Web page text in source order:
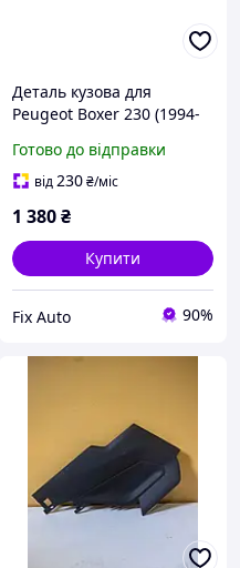
Деталь кузова для
Peugeot Boxer 230 (1994-
Оцинкована сталь 1.2 mm
Готово до відправки
від230₴/міс
1 380₴
Купити
Fix Auto 90%